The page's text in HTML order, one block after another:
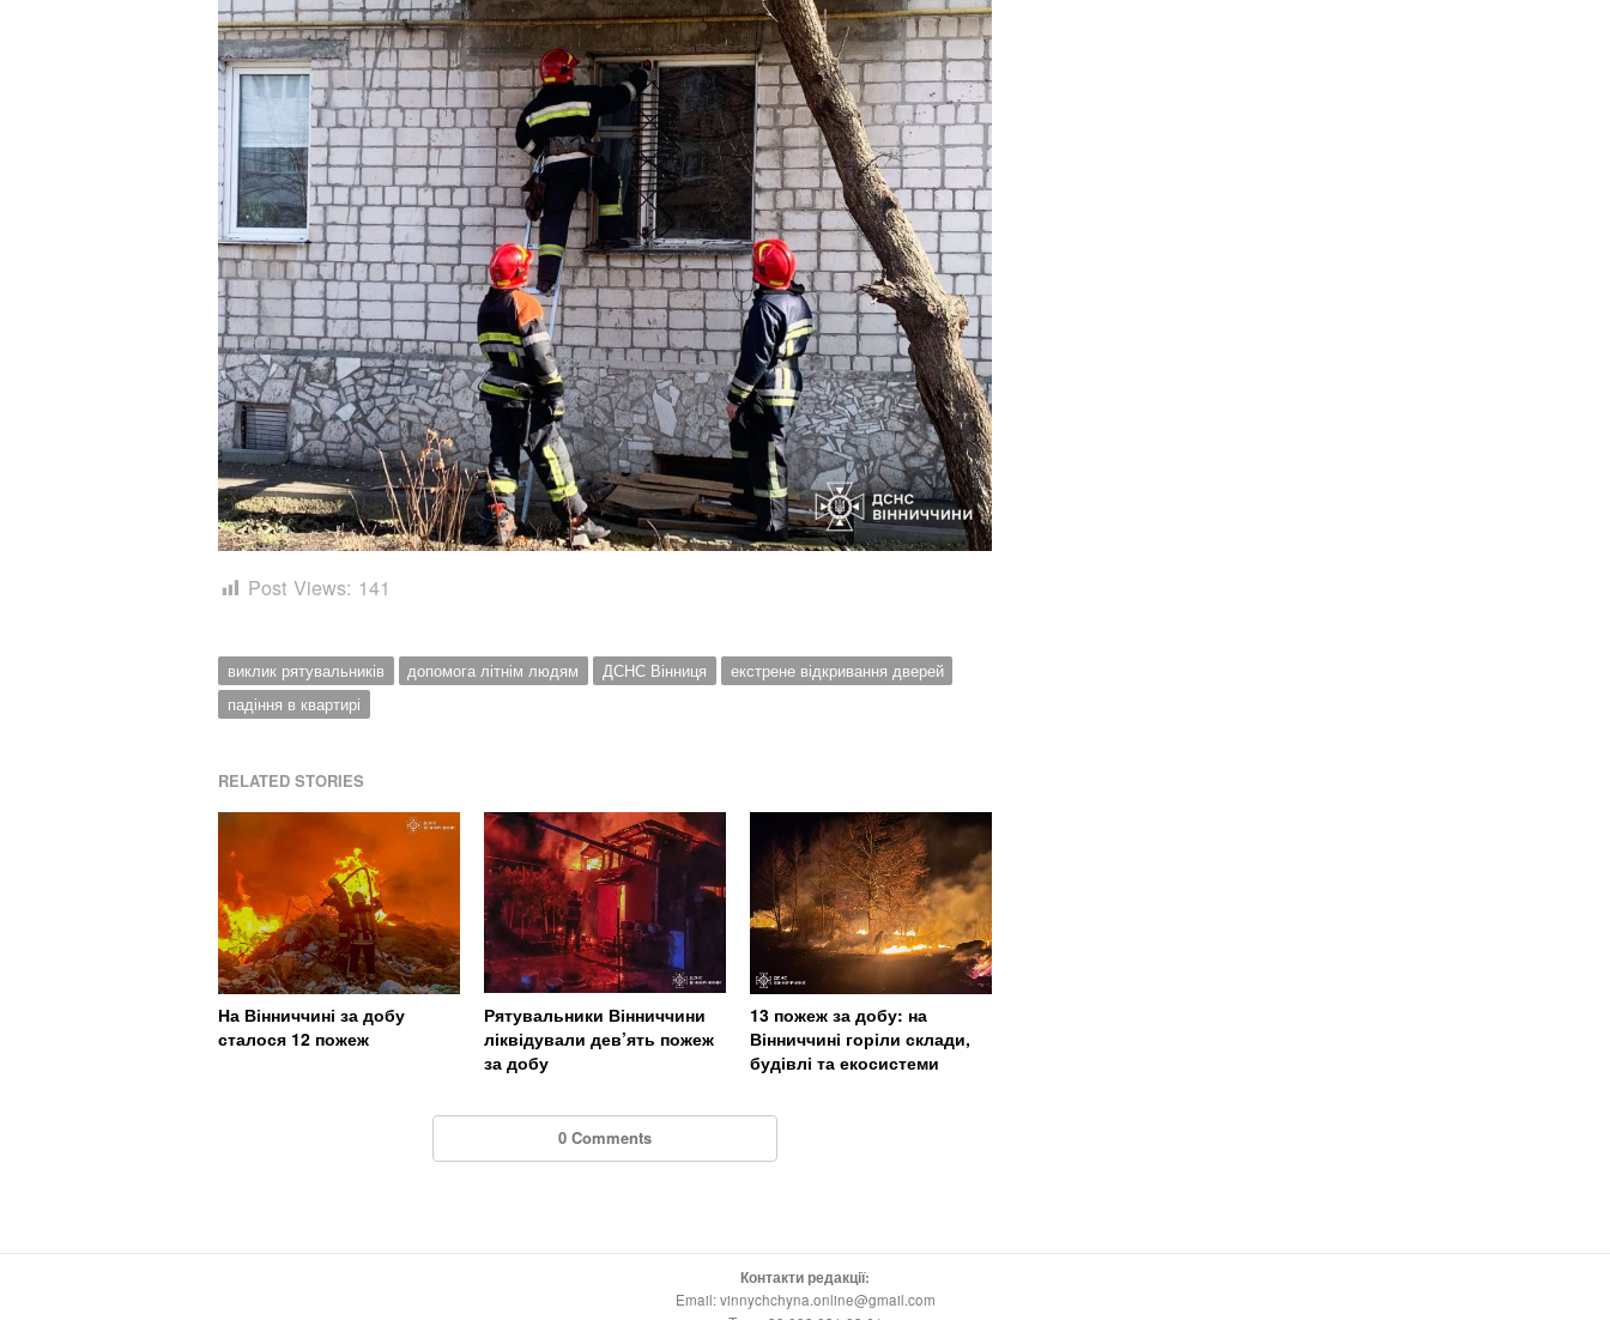
Post Views: 141
виклик рятувальників допомога літнім людям ДСНС Вінниця
екстрене відкривання дверей
падіння в квартирі
RELATED STORIES
На Вінниччині за добу
сталося 12 пожеж
Рятувальники Вінниччини
ліквідували дев’ять пожеж
за добу
13 пожеж за добу: на
Вінниччині горіли склади,
будівлі та екосистеми
0 Comments
Контакти редакції:
Email: vinnychchyna.online@gmail.com